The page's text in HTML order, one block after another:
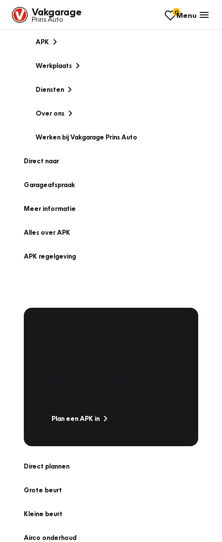
Vakgarage
Prins Auto
0Menu
APK
Werkplaats
Diensten
Over ons
Werken bij Vakgarage Prins Auto
Direct naar
Garageafspraak
Meer informatie
Alles over APK
APK regelgeving
Plan een APK in
Direct plannen
Grote beurt
Kleine beurt
Airco onderhoud